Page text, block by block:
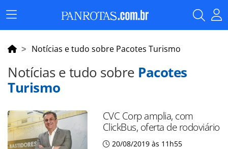
Menu
Principal
Notícias e tudo sobre Pacotes Turismo
Notícias e tudo sobre Pacotes
Turismo
CVC Corp amplia, com
ClickBus, oferta de rodoviário
20/08/2019 às 11h55